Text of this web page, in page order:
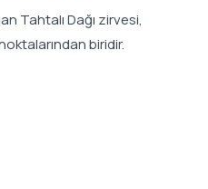
Tahtalı Dağı zirvesi,
biridir.